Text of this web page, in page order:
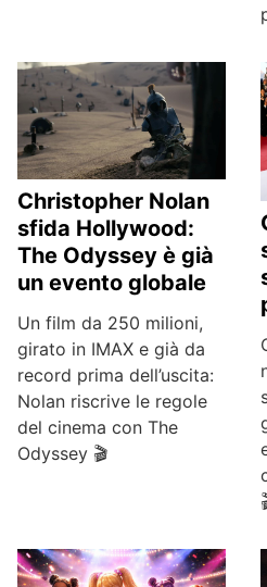
Christopher Nolan
sfida Hollywood:
The Odyssey è già
un evento globale
Un film da 250 milioni,
girato in IMAX e già da
record prima dell’uscita:
Nolan riscrive le regole
del cinema con The
Odyssey 🎬